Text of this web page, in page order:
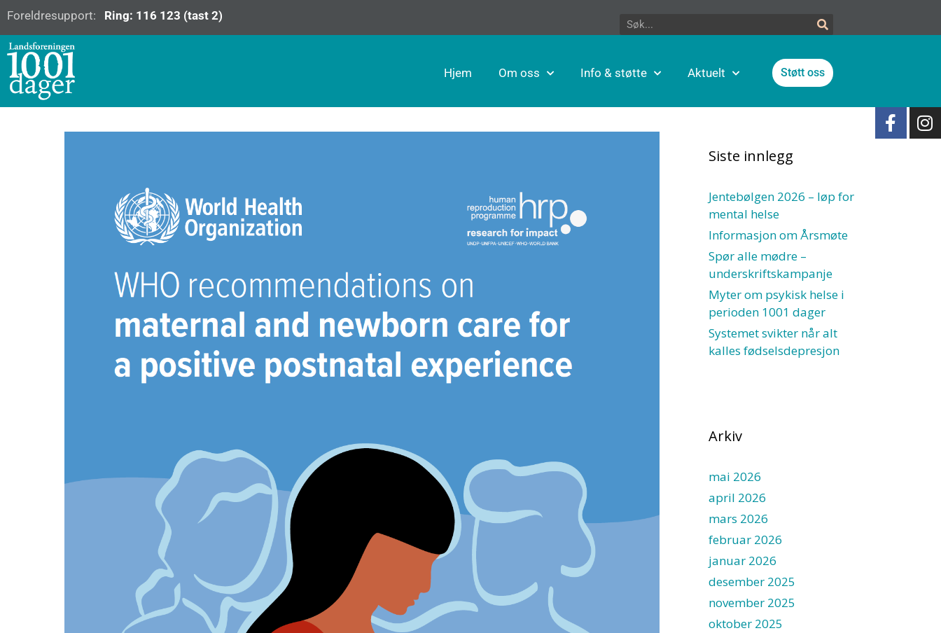
Foreldresupport: Ring: 116 123 (tast 2)
Hjem Om oss Info & støtte Aktuelt Støtt oss
Siste innlegg
Jentebølgen 2026 – løp for
mental helse
Informasjon om Årsmøte
Spør alle mødre –
underskriftskampanje
Myter om psykisk helse i
perioden 1001 dager
Systemet svikter når alt
kalles fødselsdepresjon
Arkiv
mai 2026
april 2026
mars 2026
februar 2026
januar 2026
desember 2025
november 2025
oktober 2025